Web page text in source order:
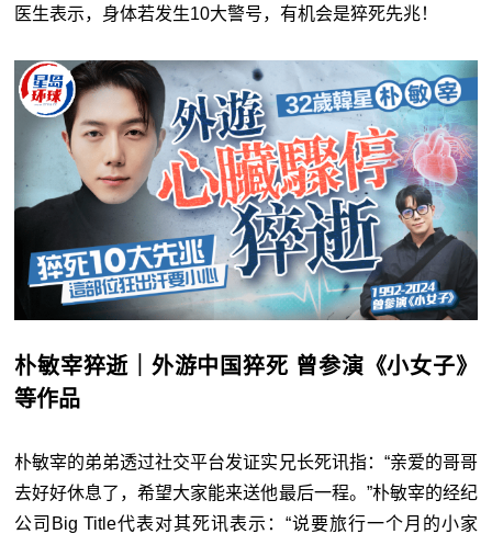
医生表示，身体若发生10大警号，有机会是猝死先兆！
朴敏宰猝逝｜外游中国猝死 曾参演《小女子》
等作品
朴敏宰的弟弟透过社交平台发证实兄长死讯指：“亲爱的哥哥
去好好休息了，希望大家能来送他最后一程。”朴敏宰的经纪
公司Big Title代表对其死讯表示：“说要旅行一个月的小家